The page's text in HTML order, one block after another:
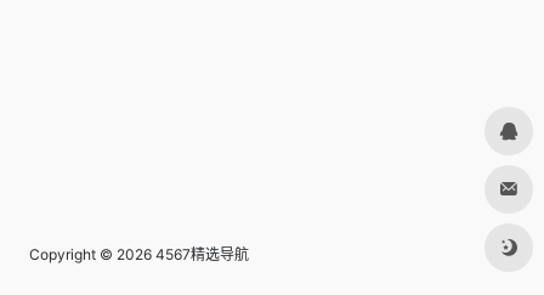
Copyright © 2026 4567精选导航